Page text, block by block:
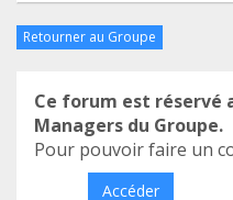
Retourner au Groupe
Ce forum est réservé
Managers du Groupe.
Pour pouvoir faire un
Accéder